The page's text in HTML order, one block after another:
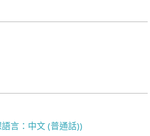
言：中文 (普通話))